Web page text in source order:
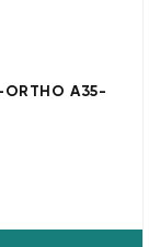
A35-